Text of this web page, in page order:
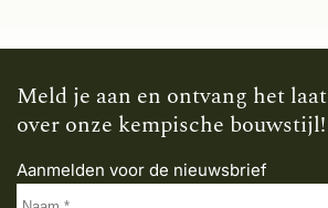
Meld je aan en ontvang het
over onze kempische bouwstijl!
Aanmelden voor de nieuwsbrief